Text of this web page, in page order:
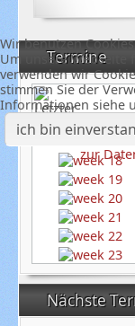
Termine
Nächste
Wir benutzen Cookies
Um unsere Webseite
verwenden wir
stimmen Sie der
Informationen siehe
ich bin
zur